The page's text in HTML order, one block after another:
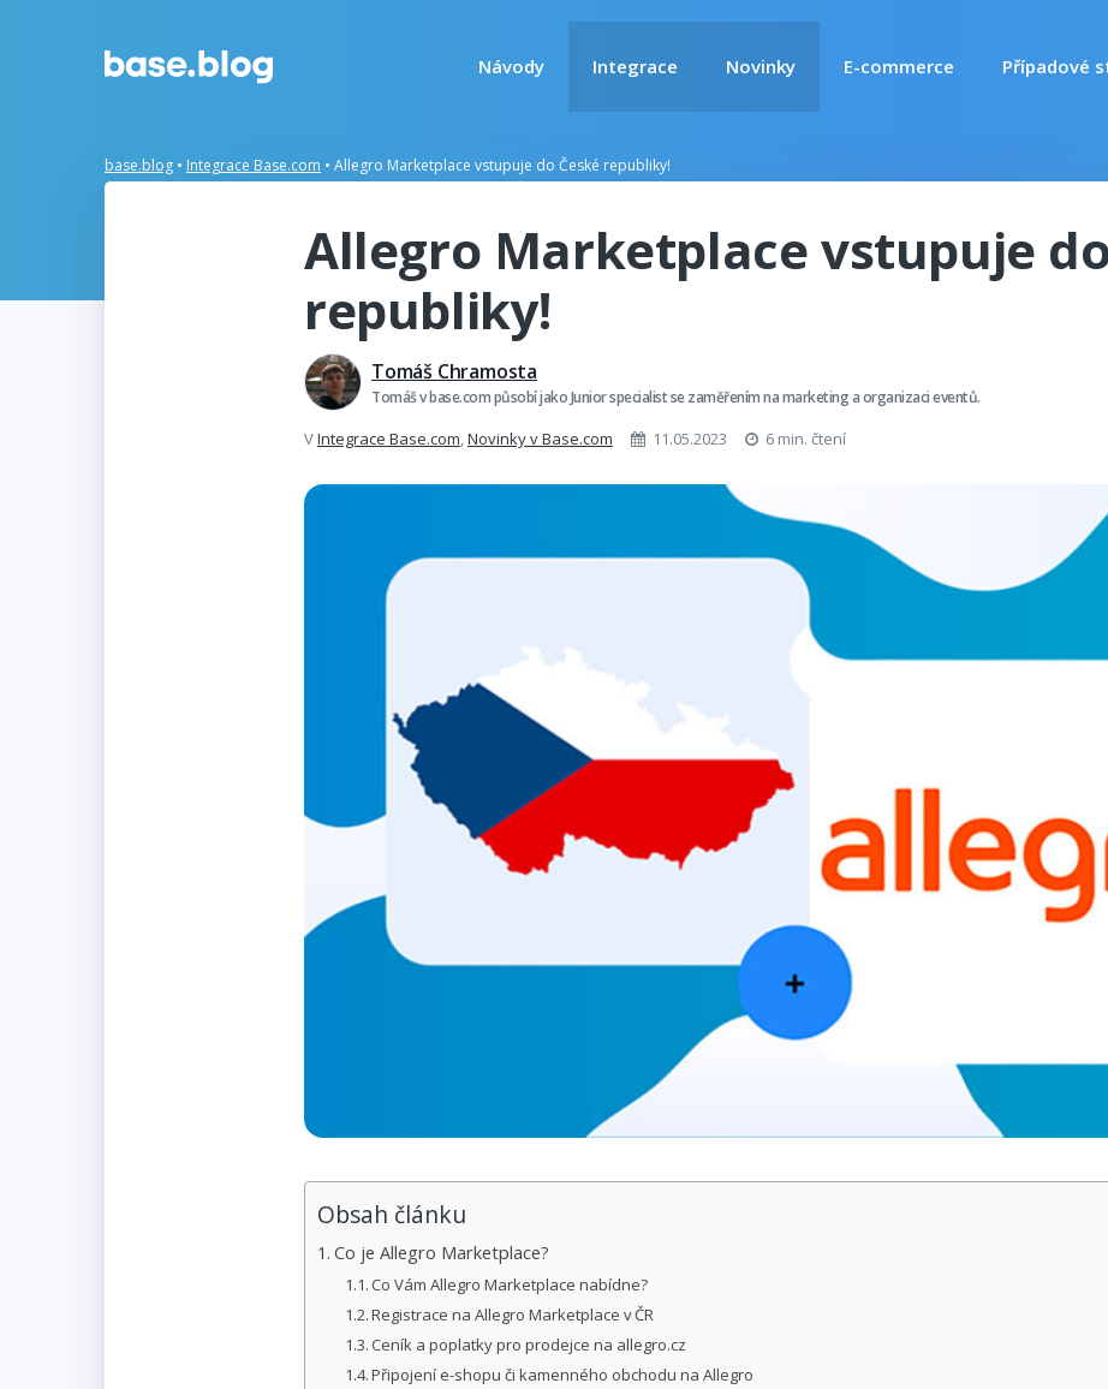
Návody Integrace Novinky E-commerce Případové
base.blog • Integrace Base.com • Allegro Marketplace vstupuje do České republiky!
Allegro Marketplace vstupuje
republiky!
Tomáš Chramosta
Tomáš v base.com působí jako Junior specialist se zaměřením na marketing a organizaci eventů.
VIntegrace Base.com,Novinky v Base.com 11.05.2023 6 min. čtení
Obsah článku
Co je Allegro Marketplace?
Co Vám Allegro Marketplace nabídne?
Registrace na Allegro Marketplace v ČR
Ceník a poplatky pro prodejce na allegro.cz
Připojení e-shopu či kamenného obchodu na Allegro